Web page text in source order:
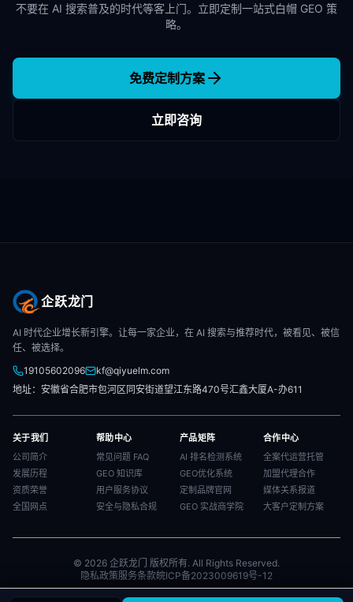
不要在 AI 搜索普及的时代等客上门。立即定制一站式白帽 GEO 策
略。
免费定制方案
立即咨询
企跃龙门
AI 时代企业增长新引擎。让每一家企业，在 AI 搜索与推荐时代，被看见、被信
任、被选择。
19105602096
kf@qiyuelm.com
地址：安徽省合肥市包河区同安街道望江东路470号汇鑫大厦A-办611
关于我们
公司简介
发展历程
资质荣誉
全国网点
帮助中心
常见问题 FAQ
GEO 知识库
用户服务协议
安全与隐私合规
产品矩阵
AI 排名检测系统
GEO优化系统
定制品牌官网
GEO 实战商学院
合作中心
全案代运营托管
加盟代理合作
媒体关系报道
大客户定制方案
© 2026 企跃龙门 版权所有. All Rights Reserved.
隐私政策服务条款皖ICP备2023009619号-12